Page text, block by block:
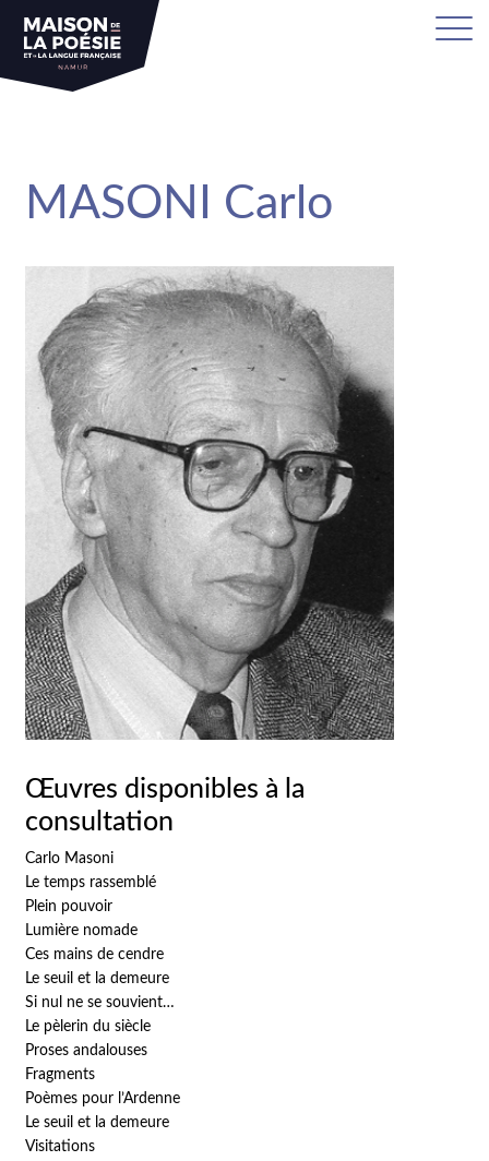
MASONI Carlo
Œuvres disponibles à la
consultation
Carlo Masoni
Le temps rassemblé
Plein pouvoir
Lumière nomade
Ces mains de cendre
Le seuil et la demeure
Si nul ne se souvient…
Le pèlerin du siècle
Proses andalouses
Fragments
Poèmes pour l’Ardenne
Le seuil et la demeure
Visitations